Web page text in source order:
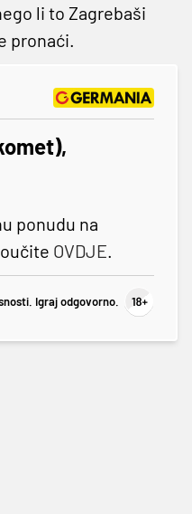
li to Zagrebaši
pronaći.
ponudu na
OVDJE.
Igraj odgovorno.